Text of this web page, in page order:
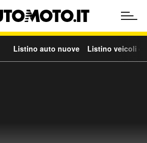
Listino auto nuove Listino veicoli